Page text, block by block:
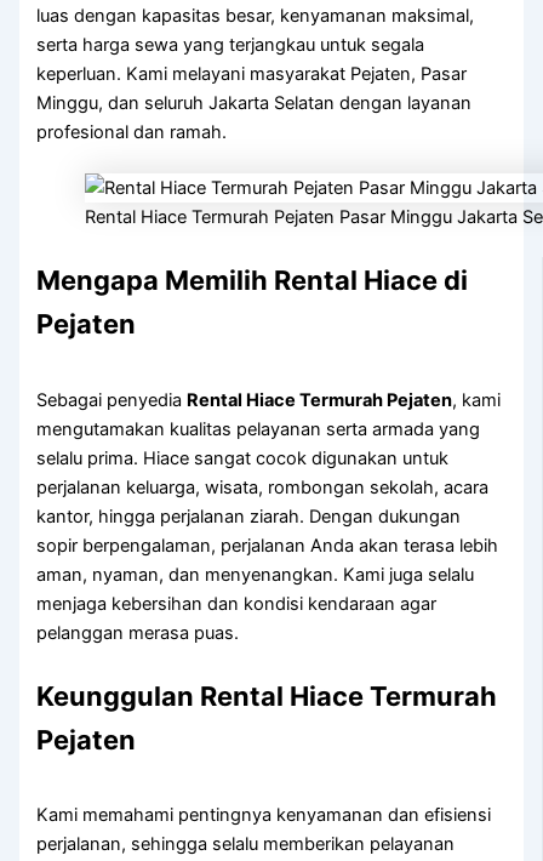
luas dengan kapasitas besar, kenyamanan maksimal,
serta harga sewa yang terjangkau untuk segala
keperluan. Kami melayani masyarakat Pejaten, Pasar
Minggu, dan seluruh Jakarta Selatan dengan layanan
profesional dan ramah.
Rental Hiace Termurah Pejaten Pasar Minggu Jakarta
Mengapa Memilih Rental Hiace di
Pejaten
Sebagai penyedia Rental Hiace Termurah Pejaten, kami
mengutamakan kualitas pelayanan serta armada yang
selalu prima. Hiace sangat cocok digunakan untuk
perjalanan keluarga, wisata, rombongan sekolah, acara
kantor, hingga perjalanan ziarah. Dengan dukungan
sopir berpengalaman, perjalanan Anda akan terasa lebih
aman, nyaman, dan menyenangkan. Kami juga selalu
menjaga kebersihan dan kondisi kendaraan agar
pelanggan merasa puas.
Keunggulan Rental Hiace Termurah
Pejaten
Kami memahami pentingnya kenyamanan dan efisiensi
perjalanan, sehingga selalu memberikan pelayanan